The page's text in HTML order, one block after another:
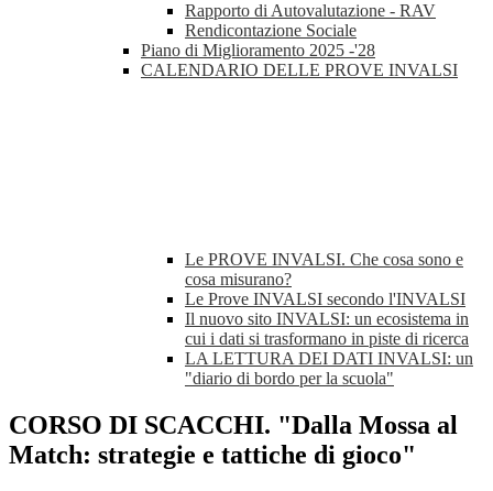
Rapporto di Autovalutazione - RAV
Rendicontazione Sociale
Piano di Miglioramento 2025 -'28
CALENDARIO DELLE PROVE INVALSI
Le PROVE INVALSI. Che cosa sono e
cosa misurano?
Le Prove INVALSI secondo l'INVALSI
Il nuovo sito INVALSI: un ecosistema in
cui i dati si trasformano in piste di ricerca
LA LETTURA DEI DATI INVALSI: un
"diario di bordo per la scuola"
CORSO DI SCACCHI. "Dalla Mossa al
Match: strategie e tattiche di gioco"